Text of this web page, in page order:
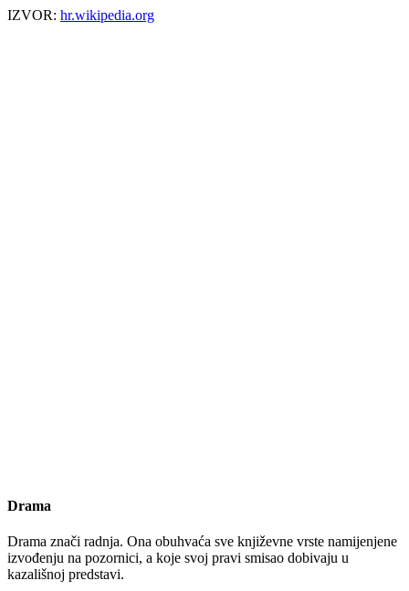
IZVOR: hr.wikipedia.org
Drama
Drama znači radnja. Ona obuhvaća sve književne vrste namijenjene
izvođenju na pozornici, a koje svoj pravi smisao dobivaju u
kazališnoj predstavi.